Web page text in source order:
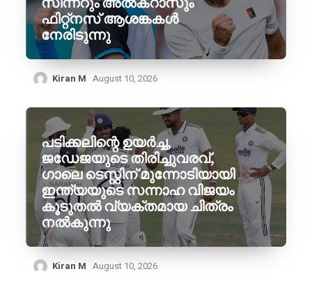
ഫിറ്റ്നസ് ആശങ്കകൾ
നേരിടുന്നു
Kiran M August 10, 2026
പടിക്കലിന്റെ ഉയർച്ച,
ജഡേജയുടെ തിരിച്ചുവരവ്,
ഗാലെ ടെസ്റ്റിന് മുന്നോടിയായി
ഇന്ത്യയുടെ സന്നാഹ വിജയം
കൂടുതൽ വ്യക്തമായ ചിത്രം
നൽകുന്നു
Kiran M August 10, 2026